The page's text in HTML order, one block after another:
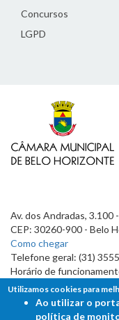
Concursos
LGPD
Av. dos Andradas, 3.100
CEP: 30260-900 - Belo
Como chegar
Telefone geral: (31)
Horário de
7h às 19h
Utilizamos cookies para
Ao utilizar o
política de